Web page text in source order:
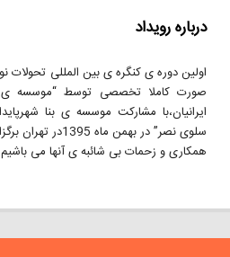
دربارهرویداد
اولین دوره ی کنگره ی بین المللی تحولات
صورت کاملا تخصصی توسط “موسسه ی
ایرانیان،با مشارکت موسسه ی بنا
سلوی نصر” در بهمن
همکاری و زحمات بی شائبه ی آنها می